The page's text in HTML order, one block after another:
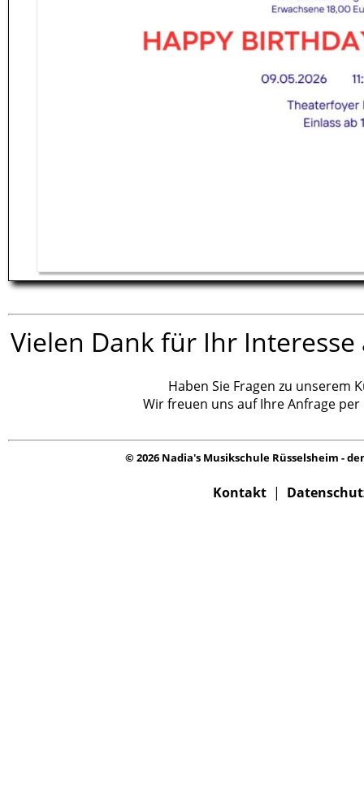
Vielen Dank für Ihr
Haben Sie Fragen zu unserem
Wir freuen uns auf Ihre Anfrage per
© 2026 Nadia's Musikschule Rüsselsheim -
Kontakt|